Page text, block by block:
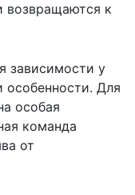
возвращаются к
зависимости у
особенности. Для
особая
команда
от